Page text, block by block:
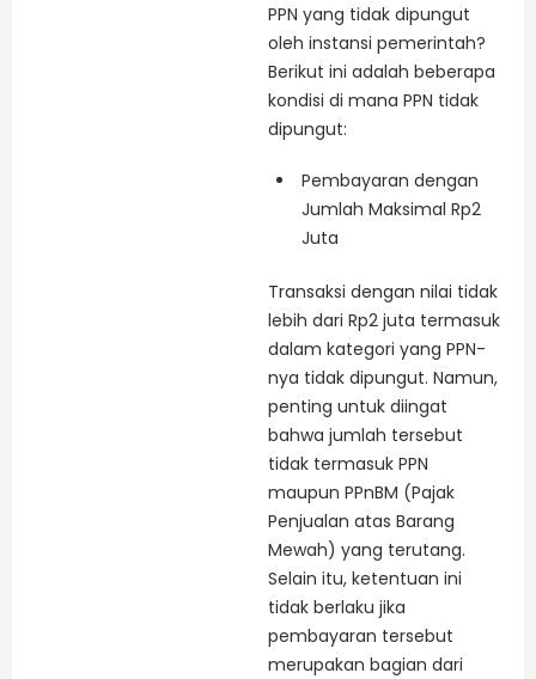
PPN yang tidak dipungut
oleh instansi pemerintah?
Berikut ini adalah beberapa
kondisi di mana PPN tidak
dipungut:
Pembayaran dengan
Jumlah Maksimal Rp2
Juta
Transaksi dengan nilai tidak
lebih dari Rp2 juta termasuk
dalam kategori yang PPN-
nya tidak dipungut. Namun,
penting untuk diingat
bahwa jumlah tersebut
tidak termasuk PPN
maupun PPnBM (Pajak
Penjualan atas Barang
Mewah) yang terutang.
Selain itu, ketentuan ini
tidak berlaku jika
pembayaran tersebut
merupakan bagian dari